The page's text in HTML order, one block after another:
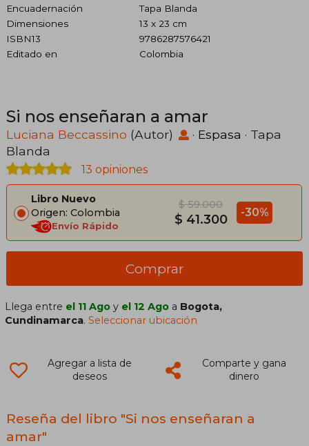
Encuadernación
Tapa Blanda
Dimensiones
13 x 23 cm
ISBN13
9786287576421
Editado en
Colombia
Si nos enseñaran a amar
Luciana Beccassino (Autor) · Espasa · Tapa
Blanda
13 opiniones
Libro Nuevo
Origen: Colombia
Envío Rápido
$ 59.000
$ 41.300 -30%
Comprar
Llega entre el 11 Ago y el 12 Ago a Bogota,
Cundinamarca.Seleccionar ubicación
Agregar a lista de
deseos
Comparte y gana
dinero
Reseña del libro "Si nos enseñaran a
amar"